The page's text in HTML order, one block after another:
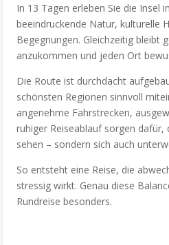
In 13 Tagen erleben Sie die Insel
beeindruckende Natur, kulturelle
Begegnungen. Gleichzeitig bleibt
anzukommen und jeden Ort
Die Route ist durchdacht
schönsten Regionen sinnvoll
angenehme Fahrstrecken,
ruhiger Reiseablauf sorgen dafür,
sehen – sondern sich auch
So entsteht eine Reise, die
stressig wirkt. Genau diese
Rundreise besonders.